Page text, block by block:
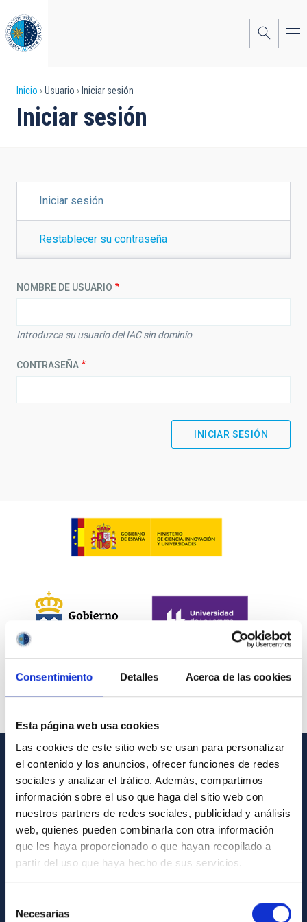
Consentimiento Detalles Acerca de las cookies
Esta página web usa cookies
Las cookies de este sitio web se usan para personalizar
el contenido y los anuncios, ofrecer funciones de redes
sociales y analizar el tráfico. Además, compartimos
información sobre el uso que haga del sitio web con
nuestros partners de redes sociales, publicidad y análisis
web, quienes pueden combinarla con otra información
que les haya proporcionado o que hayan recopilado a
partir del uso que haya hecho de sus servicios.
Necesarias
al
contenido
principal
Sobrescribir
enlaces
la
navegación
Inicio Usuario Iniciar sesión
Iniciar sesión
PRINCIPALES
Iniciar sesión
Restablecer su contraseña
NOMBRE DE USUARIO
Introduzca su usuario del IAC sin dominio
CONTRASEÑA
INFORMACIÓN GENERAL
Contacto
Cómo llegar al IAC
Directorio de personal
Biblioteca